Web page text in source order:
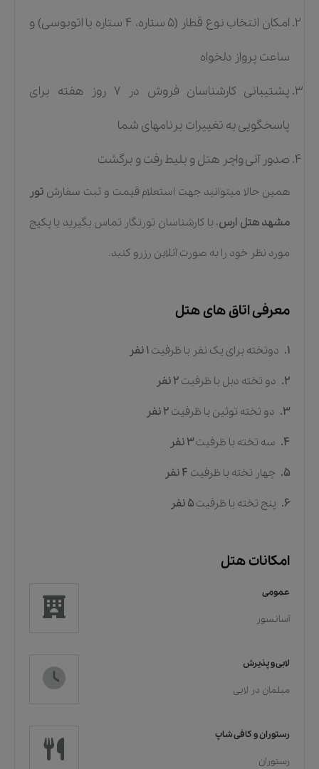
امکان انتخاب نوع قطار (۵ ستاره، ۴ ستاره یا اتوبوسی) و
ساعت پرواز دلخواه
پشتیبانی کارشناسان فروش در ۷ روز هفته برای
پاسخگویی به تغییرات برنامهای شما
صدور آنی واچر هتل و بلیط رفت و برگشت
همین حالا میتوانید جهت استعلام قیمت و ثبت سفارش تور
مشهد هتل ارس، با کارشناسان تورنگار تماس بگیرید یا پکیج
مورد نظر خود را به صورت آنلاین رزرو کنید.
معرفی اتاق های هتل
1. دوتخته برای یک نفر با ظرفیت 1 نفر
2. دو تخته دبل با ظرفیت 2 نفر
3. دو تخته توئین با ظرفیت 2 نفر
4. سه تخته با ظرفیت 3 نفر
5. چهار تخته با ظرفیت 4 نفر
6. پنج تخته با ظرفیت 5 نفر
امکانات هتل
عمومی
آسانسور
لابی و پذیرش
مبلمان در لابی
رستوران و کافی شاپ
رستوران